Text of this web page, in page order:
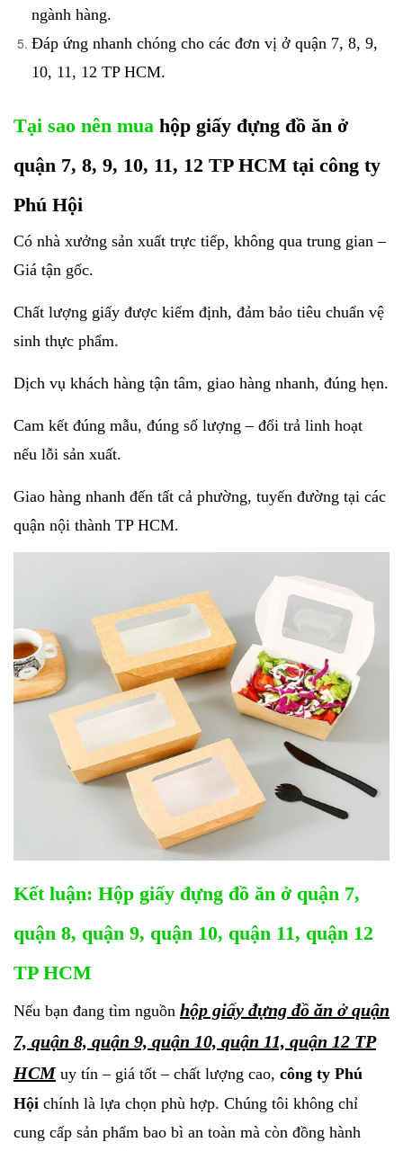
ngành hàng.
Đáp ứng nhanh chóng cho các đơn vị ở quận 7, 8, 9,
10, 11, 12 TP HCM.
Tại sao nên mua hộp giấy đựng đồ ăn ở
quận 7, 8, 9, 10, 11, 12 TP HCM tại công ty
Phú Hội
Có nhà xưởng sản xuất trực tiếp, không qua trung gian –
Giá tận gốc.
Chất lượng giấy được kiểm định, đảm bảo tiêu chuẩn vệ
sinh thực phẩm.
Dịch vụ khách hàng tận tâm, giao hàng nhanh, đúng hẹn.
Cam kết đúng mẫu, đúng số lượng – đổi trả linh hoạt
nếu lỗi sản xuất.
Giao hàng nhanh đến tất cả phường, tuyến đường tại các
quận nội thành TP HCM.
Kết luận: Hộp giấy đựng đồ ăn ở quận 7,
quận 8, quận 9, quận 10, quận 11, quận 12
TP HCM
Nếu bạn đang tìm nguồn hộp giấy đựng đồ ăn ở quận
7, quận 8, quận 9, quận 10, quận 11, quận 12 TP
HCMuy tín – giá tốt – chất lượng cao, công ty Phú
Hội chính là lựa chọn phù hợp. Chúng tôi không chỉ
cung cấp sản phẩm bao bì an toàn mà còn đồng hành